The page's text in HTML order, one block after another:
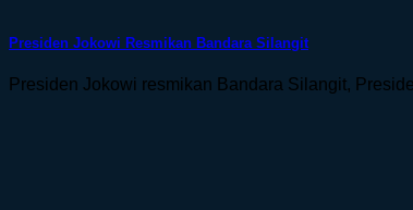
Presiden Jokowi Resmikan Bandara Silangit
Presiden Jokowi resmikan Bandara Silangit,